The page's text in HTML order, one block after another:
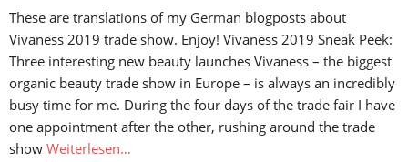
These are translations of my German blogposts about
Vivaness 2019 trade show. Enjoy! Vivaness 2019 Sneak Peek:
Three interesting new beauty launches Vivaness – the biggest
organic beauty trade show in Europe – is always an incredibly
busy time for me. During the four days of the trade fair I have
one appointment after the other, rushing around the trade
show Weiterlesen…